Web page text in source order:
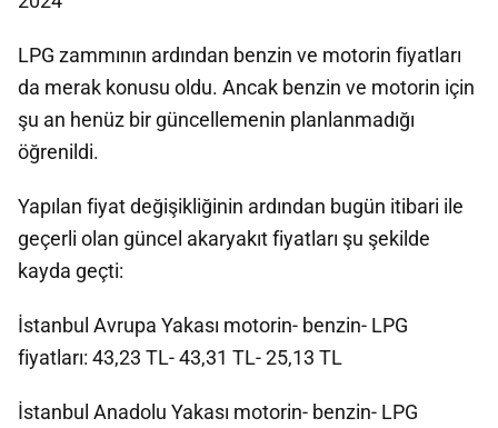
LPG zammının ardından benzin ve motorin fiyatları
da merak konusu oldu. Ancak benzin ve motorin için
şu an henüz bir güncellemenin planlanmadığı
öğrenildi.
Yapılan fiyat değişikliğinin ardından bugün itibari ile
geçerli olan güncel akaryakıt fiyatları şu şekilde
kayda geçti:
İstanbul Avrupa Yakası motorin- benzin- LPG
fiyatları: 43,23 TL- 43,31 TL- 25,13 TL
İstanbul Anadolu Yakası motorin- benzin- LPG